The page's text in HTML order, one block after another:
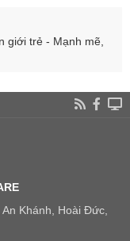
giới trẻ - Mạnh mẽ,
Khánh, Hoài Đức,